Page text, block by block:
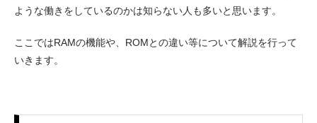
ような働きをしているのかは知らない人も多いと思います。
ここではRAMの機能や、ROMとの違い等について解説を行って
いきます。